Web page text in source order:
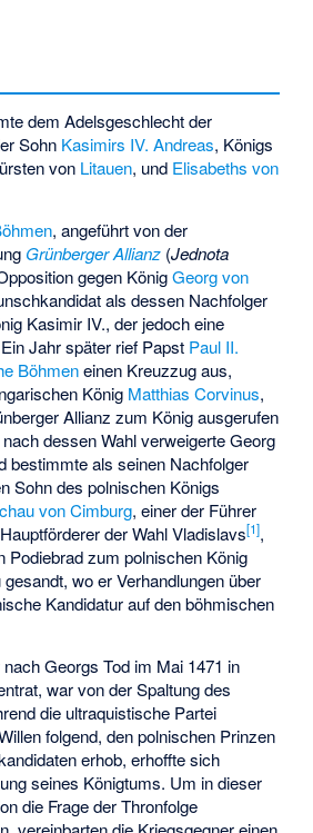
dem Adelsgeschlecht der
Sohn Kasimirs IV. Andreas, Königs
von Litauen, und Elisabeths von
, angeführt von der
Grünberger Allianz (Jednota
gegen KönigGeorg von
als dessen Nachfolger
Kasimir IV., der jedoch eine
Jahr später rief Papst Paul II.
Böhmeneinen Kreuzzug aus,
König Matthias Corvinus,
Allianz zum König ausgerufen
dessen Wahl verweigerte Georg
bestimmte als seinen Nachfolger
Sohn des polnischen Königs
von Cimburg, einer der Führer
der Wahl Vladislavs[1],
Podiebrad zum polnischen König
wo er Verhandlungen über
Kandidatur auf den böhmischen
nach Georgs Tod im Mai 1471 in
war von der Spaltung des
die ultraquistische Partei
folgend, den polnischen Prinzen
erhob, erhoffte sich
seines Königtums. Um in dieser
die Frage der Thronfolge